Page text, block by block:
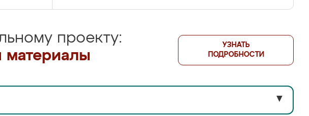
проекту:
материалы
УЗНАТЬ
ПОДРОБНОСТИ
▼